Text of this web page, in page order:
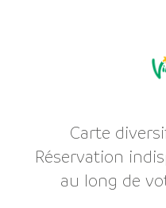
Carte
Réservation
au long de